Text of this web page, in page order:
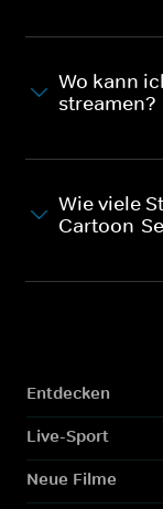
Wo kann
streamen?
Wie viele
Cartoon-
Entdecken
Live-Sport
Neue Filme